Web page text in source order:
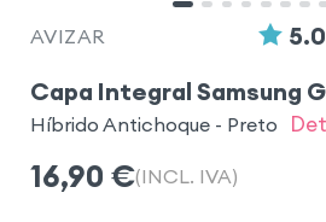
AVIZAR 5.0
Capa Integral Samsung
Híbrido Antichoque - Preto
16,90 €(INCL. IVA)